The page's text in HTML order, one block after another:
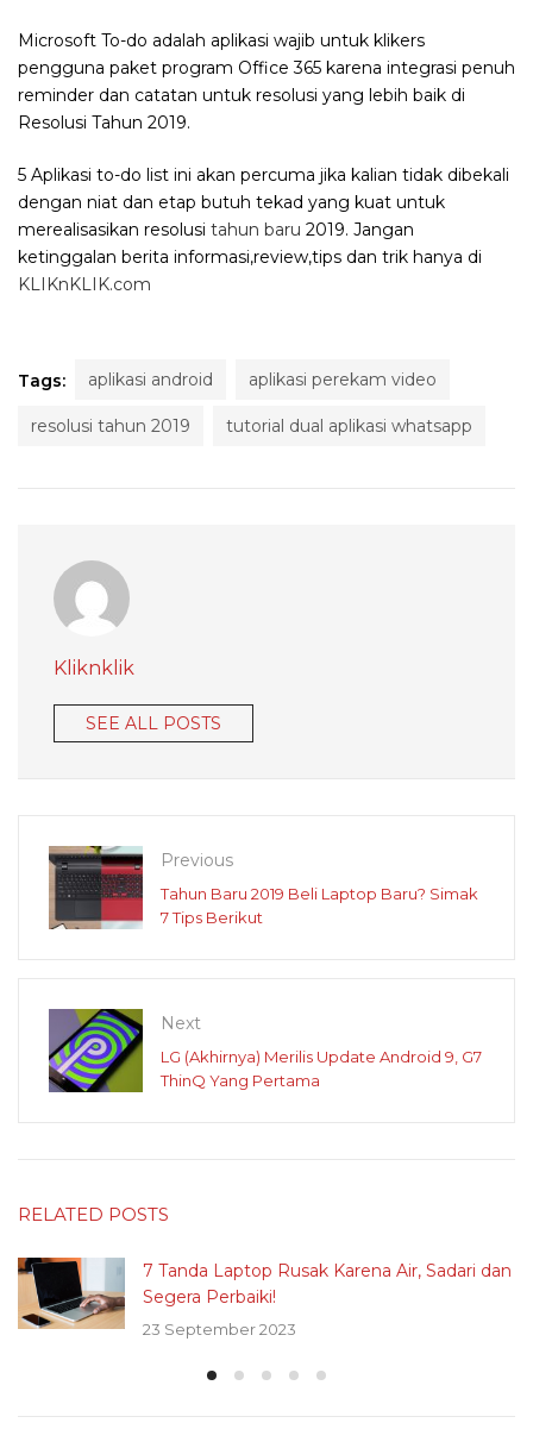
Microsoft To-do adalah aplikasi wajib untuk klikers
pengguna paket program Office 365 karena integrasi penuh
reminder dan catatan untuk resolusi yang lebih baik di
Resolusi Tahun 2019.
5 Aplikasi to-do list ini akan percuma jika kalian tidak dibekali
dengan niat dan etap butuh tekad yang kuat untuk
merealisasikan resolusi tahun baru 2019. Jangan
ketinggalan berita informasi,review,tips dan trik hanya di
KLIKnKLIK.com
Tags: aplikasi android aplikasi perekam video
resolusi tahun 2019 tutorial dual aplikasi whatsapp
Kliknklik
SEE ALL POSTS
Previous
Tahun Baru 2019 Beli Laptop Baru? Simak
7 Tips Berikut
Next
LG (Akhirnya) Merilis Update Android 9, G7
ThinQ Yang Pertama
RELATED POSTS
7 Tanda Laptop Rusak Karena Air, Sadari dan
Segera Perbaiki!
23 September 2023